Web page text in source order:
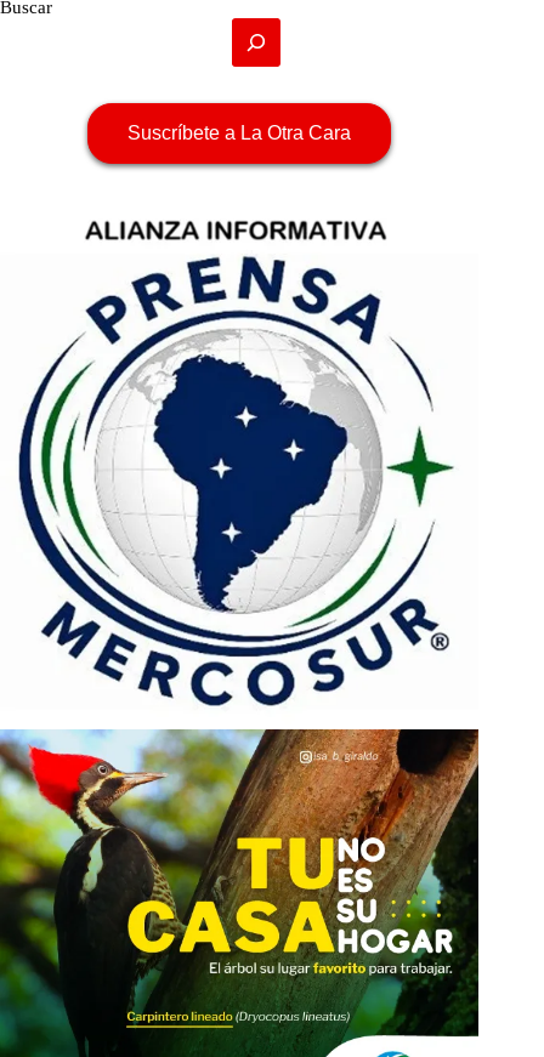
Buscar
Suscríbete a La Otra Cara